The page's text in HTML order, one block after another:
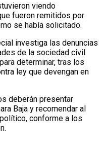
viendo
fueron remitidos por
se había solicitado.
investiga las denuncias
de la sociedad civil
determinar, tras los
ley que devengan en
deberán presentar
Baja y recomendar al
conforme a los